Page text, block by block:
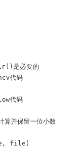
是必要的
代码
代码
并保留一位小数
file)